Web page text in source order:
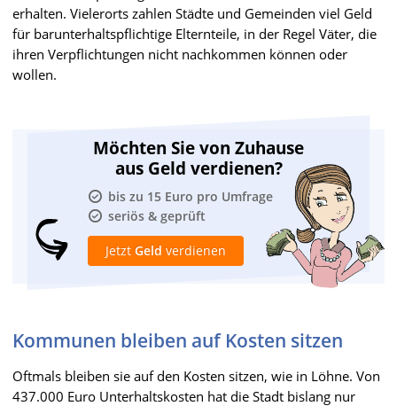
erhalten. Vielerorts zahlen Städte und Gemeinden viel Geld
für barunterhaltspflichtige Elternteile, in der Regel Väter, die
ihren Verpflichtungen nicht nachkommen können oder
wollen.
Möchten Sie von Zuhause
aus Geld verdienen?
bis zu 15 Euro pro Umfrage
seriös & geprüft
Jetzt Geld verdienen
Kommunen bleiben auf Kosten sitzen
Oftmals bleiben sie auf den Kosten sitzen, wie in Löhne. Von
437.000 Euro Unterhaltskosten hat die Stadt bislang nur